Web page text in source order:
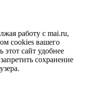
работу с mai.ru,
cookies вашего
этот сайт удобнее
сохранение